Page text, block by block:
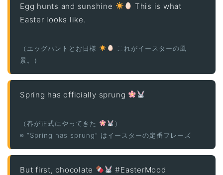
Egg hunts and sunshine
This is what
Easter looks like.
（エッグハントとお日様
これがイースターの風
景。）
Spring has officially sprung
（春が正式にやってきた
）
※ “Spring has sprung” はイースターの定番フレーズ
But first, chocolate #EasterMood